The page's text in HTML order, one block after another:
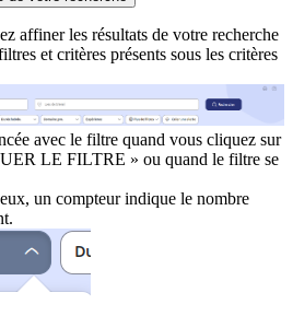
affiner les résultats de votre recherche
et critères présents sous les critères
avec le filtre quand vous cliquez sur
LE FILTRE » ou quand le filtre se
un compteur indique le nombre